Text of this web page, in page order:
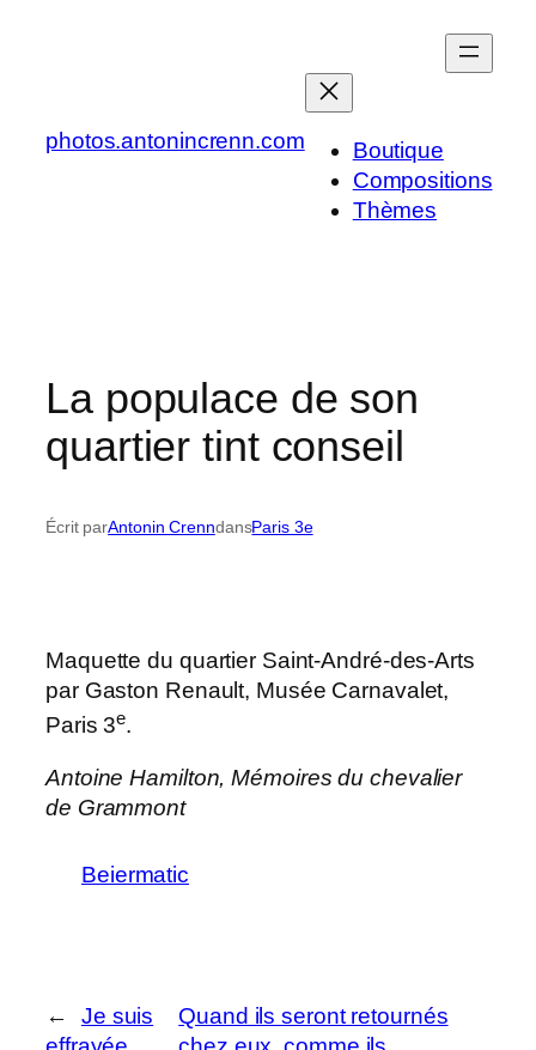
photos.antonincrenn.com
Boutique
Compositions
Thèmes
La populace de son
quartier tint conseil
Écrit parAntonin CrenndansParis 3e
Maquette du quartier Saint-André-des-Arts
par Gaston Renault, Musée Carnavalet,
Paris 3e.
Antoine Hamilton,Mémoires du chevalier
de Grammont
Beiermatic
←
Je suis
Quand ils seront retournés